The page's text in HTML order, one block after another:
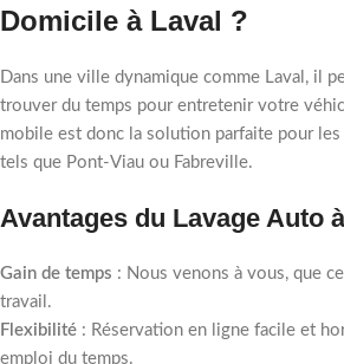
Domicile à Laval ?
Dans une ville dynamique comme Laval, il
trouver du temps pour entretenir votre
mobile est donc la solution parfaite pour les
tels que Pont-Viau ou Fabreville.
Avantages du Lavage Auto
Gain de temps : Nous venons à vous, que
travail.
Flexibilité : Réservation en ligne facile et
emploi du temps.